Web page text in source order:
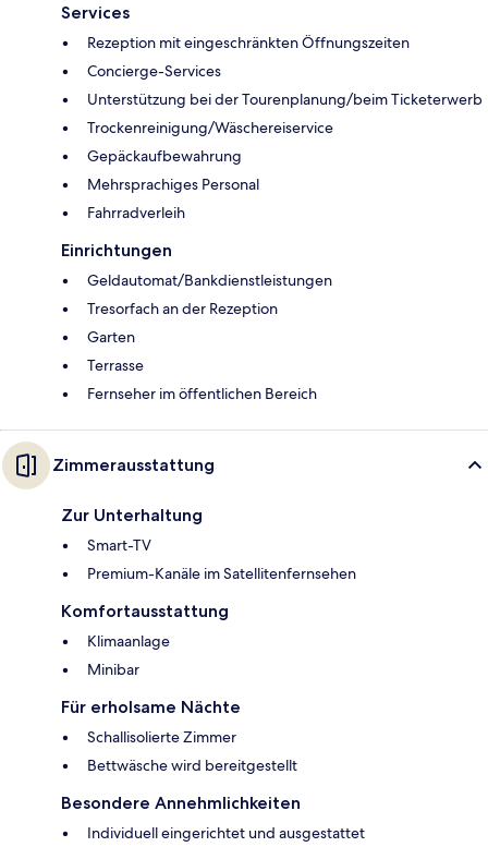
Services
Rezeption mit eingeschränkten Öffnungszeiten
Concierge-Services
Unterstützung bei der Tourenplanung/beim Ticketerwerb
Trockenreinigung/Wäschereiservice
Gepäckaufbewahrung
Mehrsprachiges Personal
Fahrradverleih
Einrichtungen
Geldautomat/Bankdienstleistungen
Tresorfach an der Rezeption
Garten
Terrasse
Fernseher im öffentlichen Bereich
Zimmerausstattung
Zur Unterhaltung
Smart-TV
Premium-Kanäle im Satellitenfernsehen
Komfortausstattung
Klimaanlage
Minibar
Für erholsame Nächte
Schallisolierte Zimmer
Bettwäsche wird bereitgestellt
Besondere Annehmlichkeiten
Individuell eingerichtet und ausgestattet